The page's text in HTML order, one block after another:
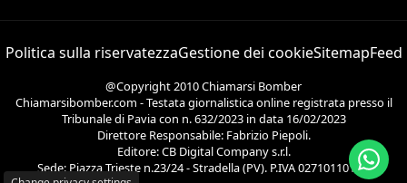
Politica sulla riservatezzaGestione dei cookieSitemapFeed
@Copyright 2010 Chiamarsi Bomber
Chiamarsibomber.com - Testata giornalistica online registrata presso il
Tribunale di Pavia con n. 632/2023 in data 16/02/2023
Direttore Responsabile: Fabrizio Piepoli.
Editore: CB Digital Company s.r.l.
Sede: Piazza Trieste n.23/24 - Stradella (PV). P.IVA 02710110186.